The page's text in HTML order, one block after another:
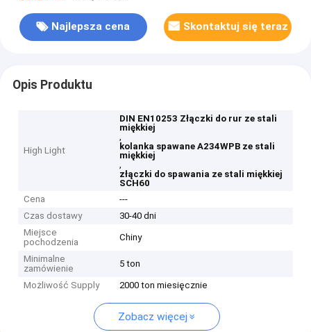
Najlepsza cena Skontaktuj się teraz
Opis Produktu
High Light
DIN EN10253 Złączki do rur ze stali
miękkiej
,
kolanka spawane A234WPB ze stali
miękkiej
,
złączki do spawania ze stali miękkiej
SCH60
Cena
---
Czas dostawy
30-40 dni
Miejsce
pochodzenia
Chiny
Minimalne
zamówienie
5 ton
Możliwość Supply 2000 ton miesięcznie
Zobacz więcej